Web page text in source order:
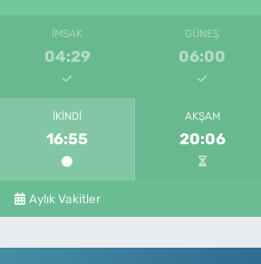
İMSAK
04:29
GÜNEŞ
06:00
İKINDI
16:55
AKŞAM
20:06
Aylık Vakitler